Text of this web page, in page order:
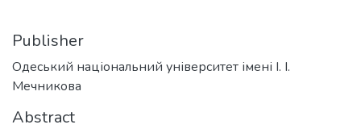
Publisher
Одеський національний університет імені І. І.
Мечникова
Abstract